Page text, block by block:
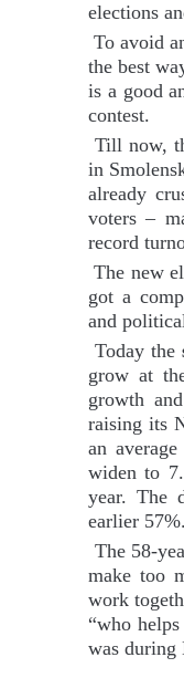
elections
To avoid
the best
is a good
contest.
Till now,
in
already
voters –
record
The new
got a
and
Today the
grow at
growth
raising its
an
widen to
year. The
earlier 57%.
The 58-
make too
work
“who
was during